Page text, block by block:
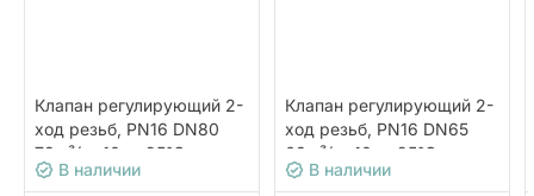
Клапан регулирующий 2-
ход резьб, PN16 DN80
78м³/ч -10…+95°С
В наличии
Клапан регулирующий 2-
ход резьб, PN16 DN65
63м³/ч -10…+95°С
В наличии